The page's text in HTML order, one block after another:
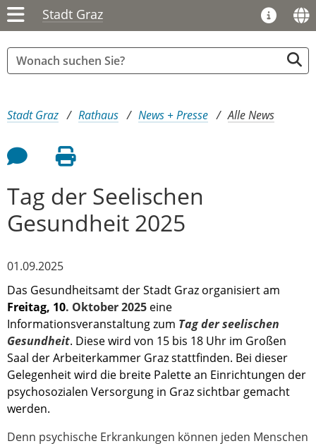
Stadt Graz
Sie sind hier:
Stadt Graz Rathaus News + Presse Alle News
Feedback an Autor
Seite drucken
Tag der Seelischen
Gesundheit 2025
01.09.2025
Das Gesundheitsamt der Stadt Graz organisiert am
Freitag, 10. Oktober 2025 eine
Informationsveranstaltung zum Tag der seelischen
Gesundheit. Diese wird von 15 bis 18 Uhr im Großen
Saal der Arbeiterkammer Graz stattfinden. Bei dieser
Gelegenheit wird die breite Palette an Einrichtungen der
psychosozialen Versorgung in Graz sichtbar gemacht
werden.
Denn psychische Erkrankungen können jeden Menschen